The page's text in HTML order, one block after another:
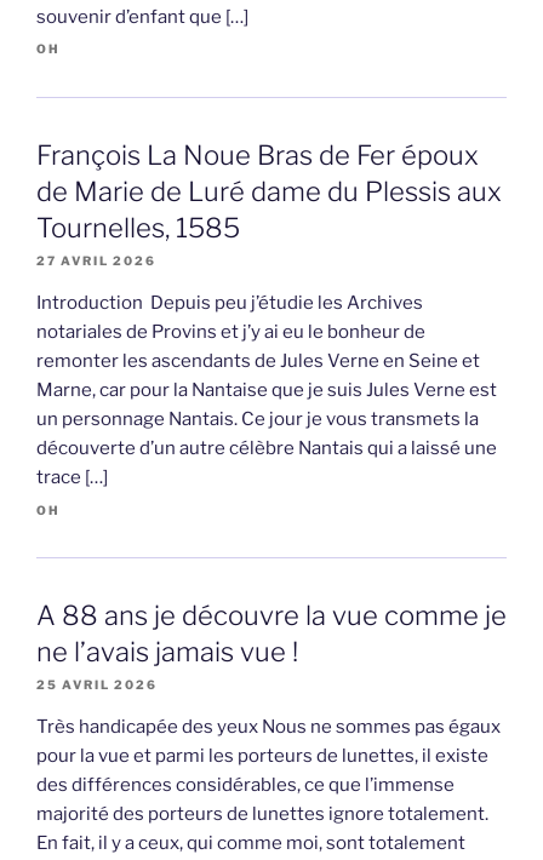
souvenir d’enfant que […]
OH
François La Noue Bras de Fer époux
de Marie de Luré dame du Plessis aux
Tournelles, 1585
27 AVRIL 2026
Introduction Depuis peu j’étudie les Archives
notariales de Provins et j’y ai eu le bonheur de
remonter les ascendants de Jules Verne en Seine et
Marne, car pour la Nantaise que je suis Jules Verne est
un personnage Nantais. Ce jour je vous transmets la
découverte d’un autre célèbre Nantais qui a laissé une
trace […]
OH
A 88 ans je découvre la vue comme je
ne l’avais jamais vue !
25 AVRIL 2026
Très handicapée des yeux Nous ne sommes pas égaux
pour la vue et parmi les porteurs de lunettes, il existe
des différences considérables, ce que l’immense
majorité des porteurs de lunettes ignore totalement.
En fait, il y a ceux, qui comme moi, sont totalement